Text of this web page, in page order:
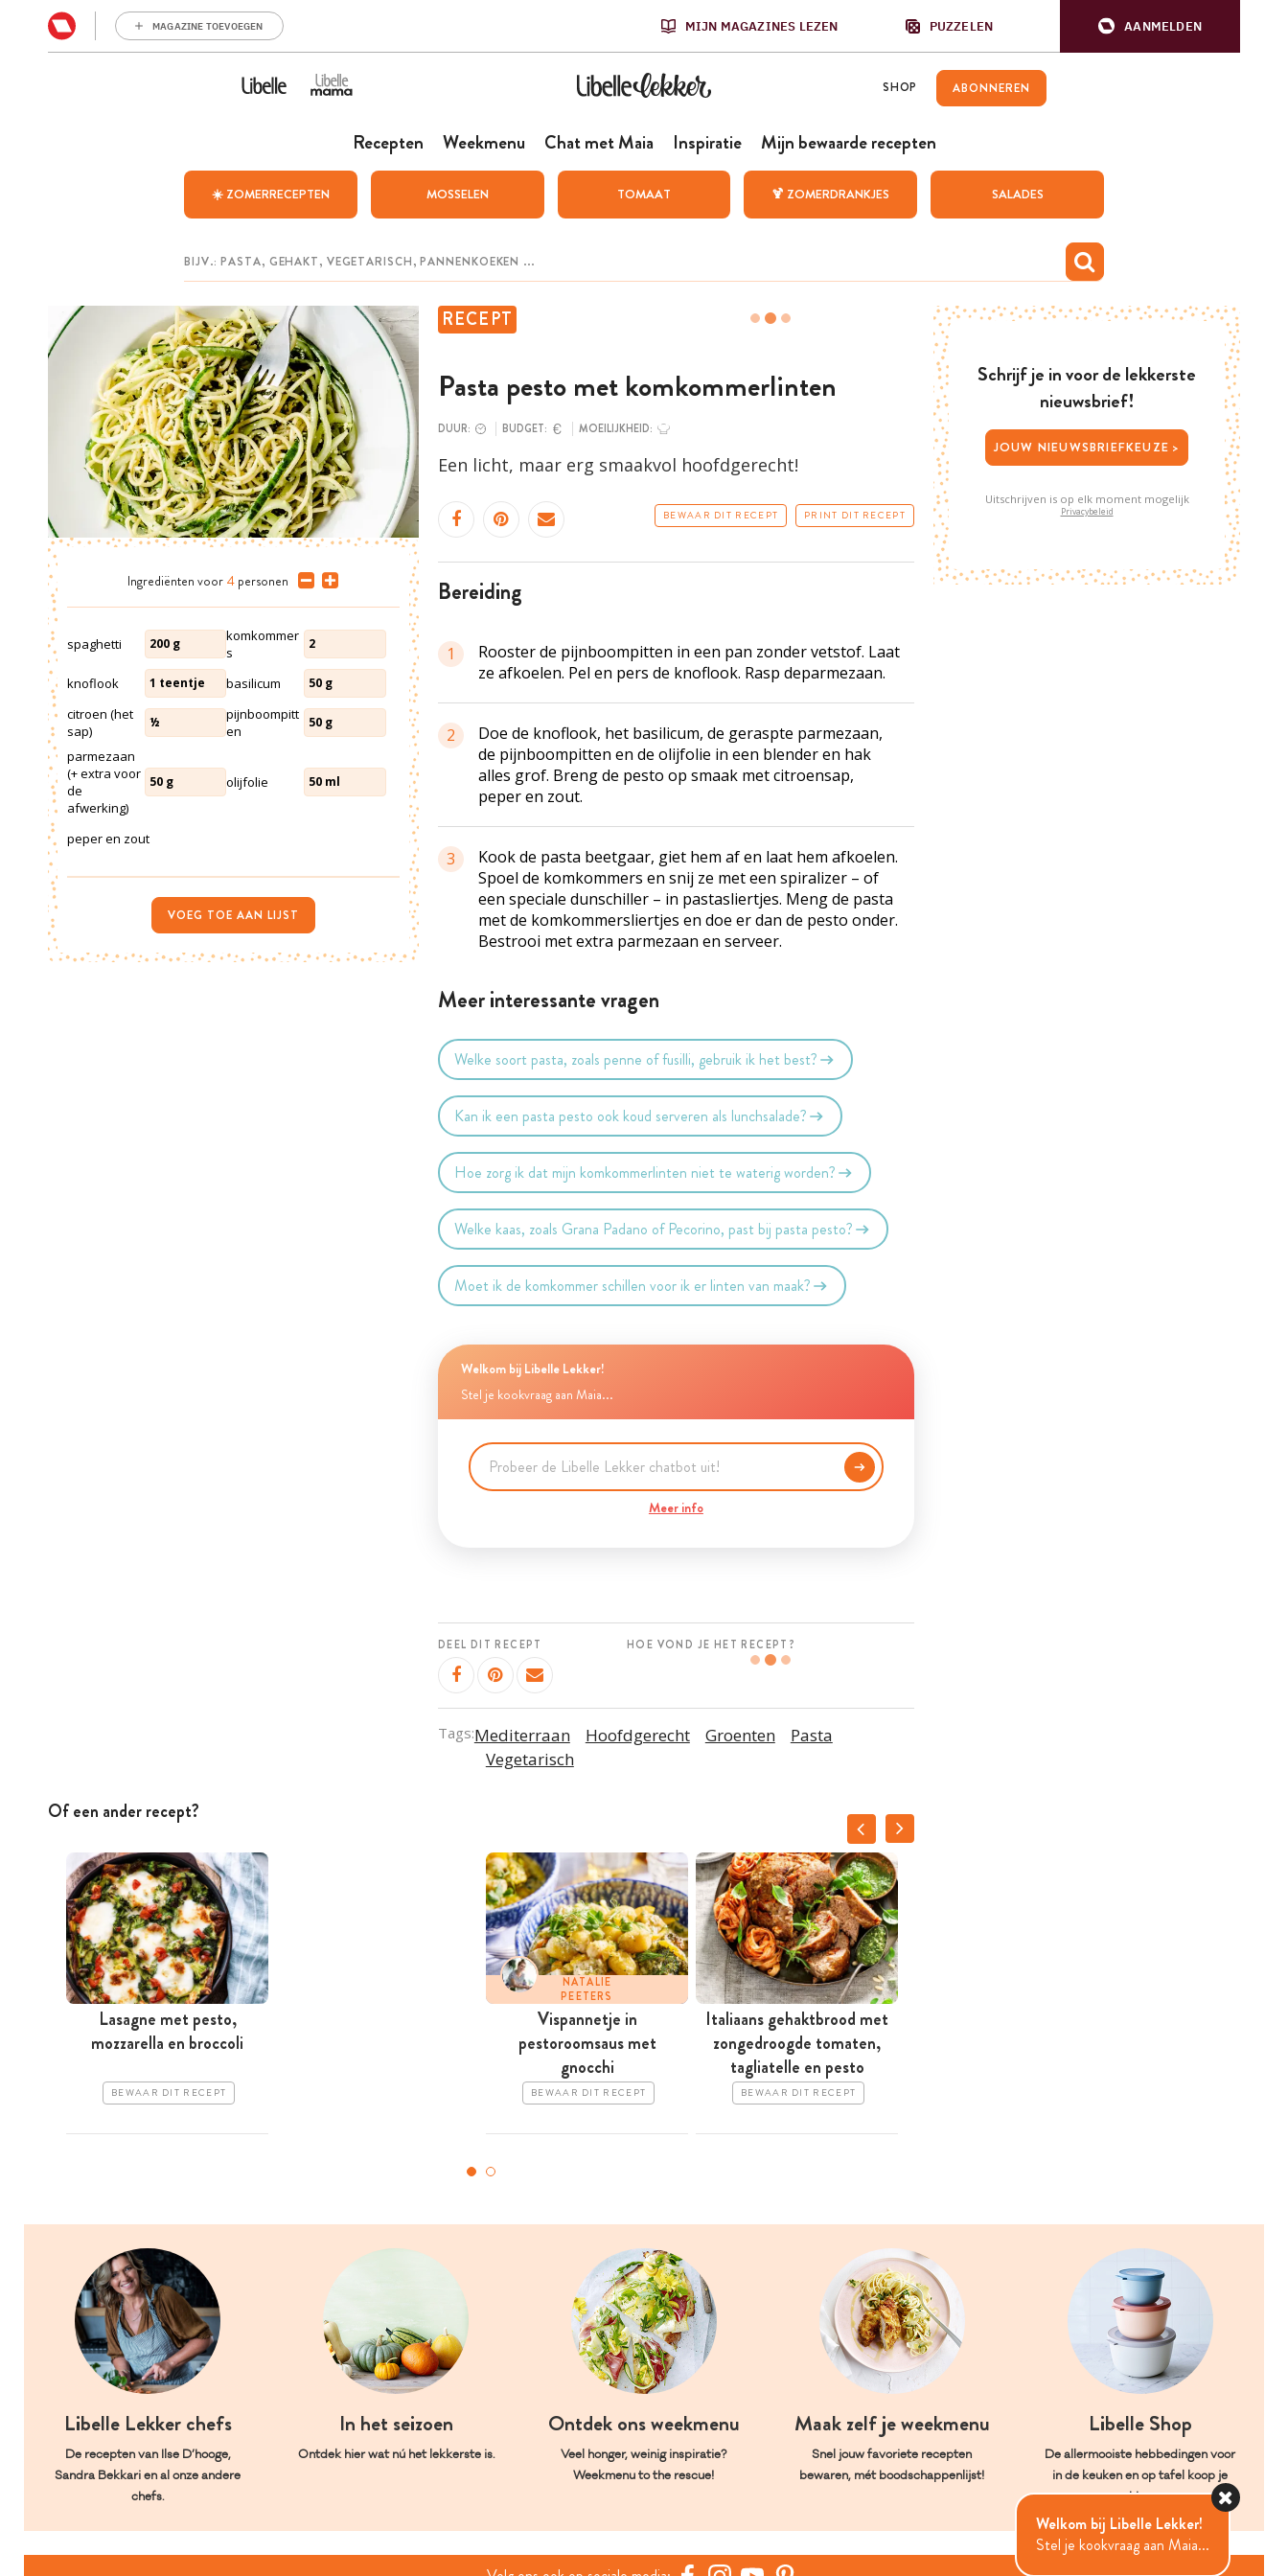
MAGAZINE TOEVOEGEN MIJN MAGAZINES LEZEN PUZZELEN AANMELDEN
SHOP ABONNEREN
Recepten Weekmenu Chat met Maia Inspiratie Mijn bewaarde recepten
☀️ ZOMERRECEPTEN MOSSELEN TOMAAT 🍹 ZOMERDRANKJES SALADES
RECEPT
Pasta pesto met komkommerlinten
DUUR: BUDGET: MOEILIJKHEID:
Een licht, maar erg smaakvol hoofdgerecht!
BEWAAR DIT RECEPT PRINT DIT RECEPT
bereiding
1
Rooster de pijnboompitten in een pan zonder vetstof. Laat
ze afkoelen. Pel en pers de knoflook. Rasp deparmezaan.
2
Doe de knoflook, het basilicum, de geraspte parmezaan,
de pijnboompitten en de olijfolie in een blender en hak
alles grof. Breng de pesto op smaak met citroensap,
peper en zout.
3
Kook de pasta beetgaar, giet hem af en laat hem afkoelen.
Spoel de komkommers en snij ze met een spiralizer – of
een speciale dunschiller – in pastasliertjes. Meng de pasta
met de komkommersliertjes en doe er dan de pesto onder.
Bestrooi met extra parmezaan en serveer.
Meer interessante vragen
Welke soort pasta, zoals penne of fusilli, gebruik ik het best?
Kan ik een pasta pesto ook koud serveren als lunchsalade?
Hoe zorg ik dat mijn komkommerlinten niet te waterig worden?
Welke kaas, zoals Grana Padano of Pecorino, past bij pasta pesto?
Moet ik de komkommer schillen voor ik er linten van maak?
Welkom bij Libelle Lekker!
Stel je kookvraag aan Maia...
Meer info
DEEL DIT RECEPT HOE VOND JE HET RECEPT?
Tags:Mediterraan Hoofdgerecht Groenten
Pasta
Vegetarisch
Ingrediënten voor 4 personen
spaghetti 200 g
komkommer
s
2
knoflook 1 teentje basilicum 50 g
citroen (het
sap)
½
pijnboompitt
en
50 g
parmezaan
(+ extra voor
de
afwerking)
50 g olijfolie 50 ml
peper en zout
VOEG TOE AAN LIJST
Of een ander recept?
Lasagne met pesto,
mozzarella en broccoli
BEWAAR DIT RECEPT
NATALIE
PEETERS
Vispannetje in
pestoroomsaus met
gnocchi
BEWAAR DIT RECEPT
Italiaans gehaktbrood met
zongedroogde tomaten,
tagliatelle en pesto
BEWAAR DIT RECEPT
Schrijf je in voor de lekkerste
nieuwsbrief!
JOUW NIEUWSBRIEFKEUZE >
Uitschrijven is op elk moment mogelijk
Privacybeleid
Libelle Lekker chefs
De recepten van Ilse D’hooge,
Sandra Bekkari en al onze andere
chefs.
In het seizoen
Ontdek hier wat nú het lekkerste is.
Ontdek ons weekmenu
Veel honger, weinig inspiratie?
Weekmenu to the rescue!
Maak zelf je weekmenu
Snel jouw favoriete recepten
bewaren, mét boodschappenlijst!
Libelle Shop
De allermooiste hebbedingen voor
in de keuken en op tafel koop je
hier.
Welkom bij Libelle Lekker!
Stel je kookvraag aan Maia...